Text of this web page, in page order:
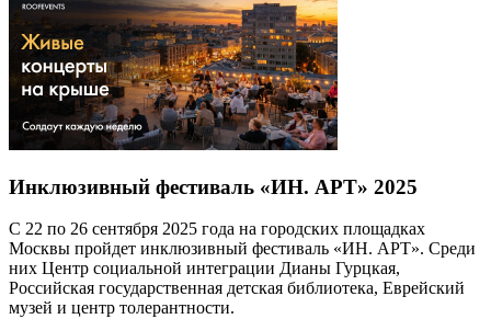
Инклюзивный фестиваль «ИН. АРТ» 2025
С 22 по 26 сентября 2025 года на городских площадках
Москвы пройдет инклюзивный фестиваль «ИН. АРТ». Среди
них Центр социальной интеграции Дианы Гурцкая,
Российская государственная детская библиотека, Еврейский
музей и центр толерантности.